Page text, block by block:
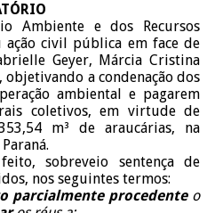
Ambiente e dos Recursos
ação civil pública em face de
Geyer, Márcia Cristina
objetivando a condenação dos
ambiental e pagarem
coletivos, em virtude de
m³ de araucárias, na
sobreveio sentença de
nos seguintes termos:
parcialmente procedenteo